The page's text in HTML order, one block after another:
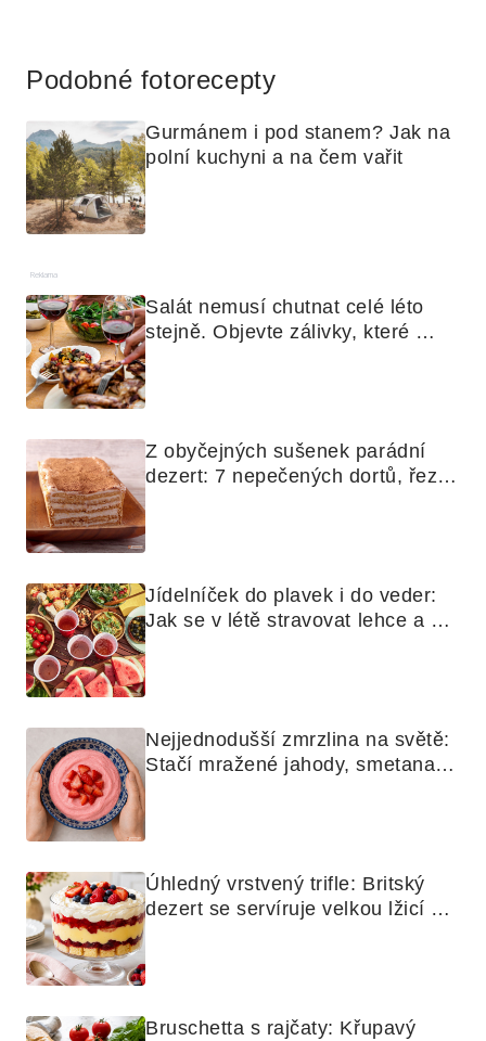
Podobné fotorecepty
Gurmánem i pod stanem? Jak na
polní kuchyni a na čem vařit
Reklama
Salát nemusí chutnat celé léto
stejně. Objevte zálivky, které
Z obyčejných sušenek parádní
dezert: 7 nepečených dortů, řezů
Jídelníček do plavek i do veder:
Jak se v létě stravovat lehce a
Nejjednodušší zmrzlina na světě:
Stačí mražené jahody, smetana a
Úhledný vrstvený trifle: Britský
dezert se servíruje velkou lžicí
Bruschetta s rajčaty: Křupavý